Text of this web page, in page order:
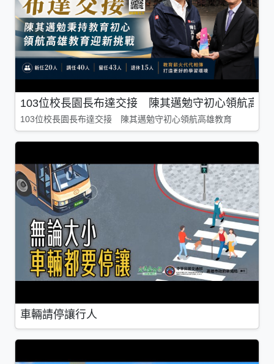
103位校長園長布達交接 陳其邁勉守初心領航高雄
103位校長園長布達交接 陳其邁勉守初心領航高雄教育
車輛請停讓行人